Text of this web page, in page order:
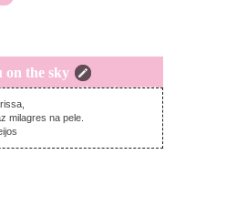
on the sky
sexta-feira, maio 16, 2014
milagres na pele.